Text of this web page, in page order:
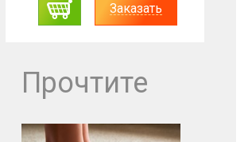
Заказать
Прочтите